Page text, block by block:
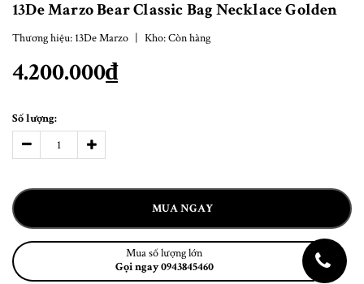
13De Marzo Bear Classic Bag Necklace Golden
Thương hiệu: 13De Marzo | Kho:Còn hàng
4.200.000₫
Số lượng:
MUA NGAY
Mua số lượng lớn
Gọi ngay 0943845460